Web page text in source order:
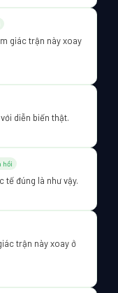
giác trận này xoay
diễn biến thật.
hồi
tế đúng là như vậy.
trận này xoay ở